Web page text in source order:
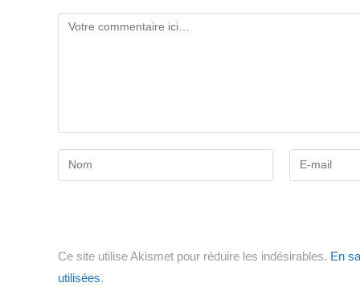
Comment
Enter
your
to
comment
Enter
your
comment
Ce site utilise Akismet pour réduire les indésirables. En
utilisées.